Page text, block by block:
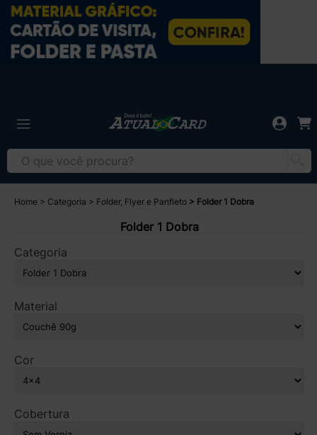
Home Categoria Folder, Flyer e Panfleto Folder 1 Dobra
Folder 1 Dobra
Categoria
Material
Cor
Cobertura